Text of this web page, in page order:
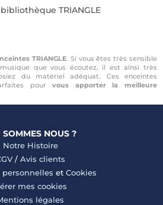
TRIANGLE
TRIANGLE. Si vous êtes très sensible
que vous écoutez, il est ainsi très
du matériel adéquat. Ces enceintes
pourvous apporter la meilleure
SOMMES NOUS ?
Notre Histoire
/ Avis clients
personnelles et Cookies
mes cookies
légales